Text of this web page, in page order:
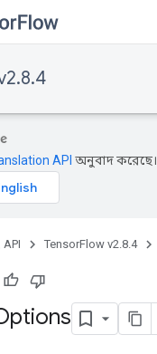
API অনুবাদ করেছে।
API TensorFlow v2.8.4